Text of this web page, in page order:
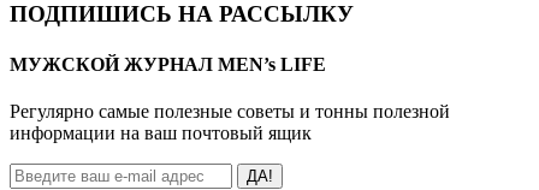
ПОДПИШИСЬ НА РАССЫЛКУ
МУЖСКОЙ ЖУРНАЛ MEN’s LIFE
Регулярно самые полезные советы и тонны полезной
информации на ваш почтовый ящик
ДА!